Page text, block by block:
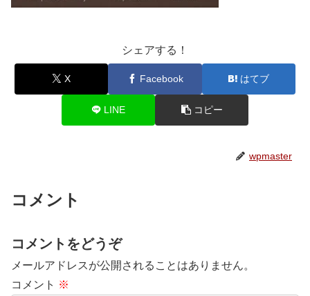
シェアする！
X Facebook はてブ
LINE コピー
wpmaster
コメント
コメントをどうぞ
メールアドレスが公開されることはありません。
コメント ※